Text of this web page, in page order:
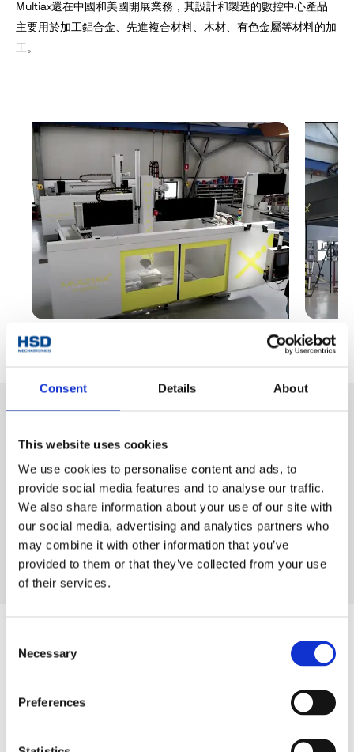
Consent Details About
This website uses cookies
We use cookies to personalise content and ads, to
provide social media features and to analyse our traffic.
We also share information about your use of our site with
our social media, advertising and analytics partners who
may combine it with other information that you’ve
provided to them or that they’ve collected from your use
of their services.
Selection
Necessary
Preferences
Multiax還在中國和美國開展業務，其設計和製造的數控中心產品
主要用於加工鋁合金、先進複合材料、木材、有色金屬等材料的加
工。
度和良好的運動動力學方面具有明顯優勢。」
Davide Chiarottin
Multiax銷售主管Davide Chiarotin表示